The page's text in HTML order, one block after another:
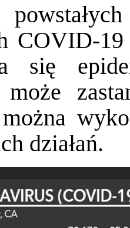
COVID-
się
może
działań.